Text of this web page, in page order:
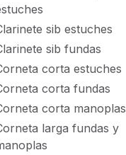
sib estuches
sib fundas
corta estuches
corta fundas
corta manoplas
larga fundas y